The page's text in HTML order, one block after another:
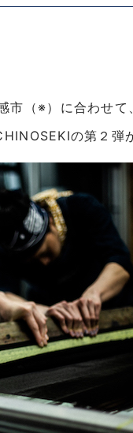
市（※）に合わせて
の第２弾